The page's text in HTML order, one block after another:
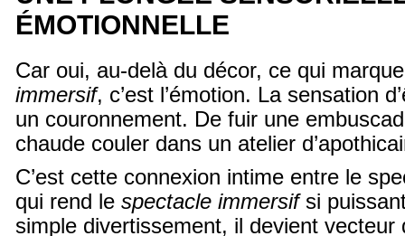
ÉMOTIONNELLE
Car oui, au-delà du décor, ce qui
immersif, c’est l’émotion. La sensation
un couronnement. De fuir une
chaude couler dans un atelier
C’est cette connexion intime entre le
qui rend le spectacle immersifsi
simple divertissement, il devient vecteur